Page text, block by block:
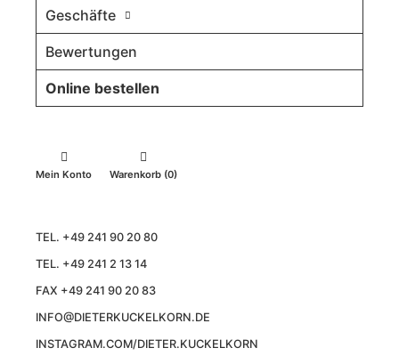
Geschäfte
Bewertungen
Online bestellen
Mein Konto Warenkorb (0)
TEL. +49 241 90 20 80
TEL. +49 241 2 13 14
FAX +49 241 90 20 83
INFO@DIETERKUCKELKORN.DE
INSTAGRAM.COM/DIETER.KUCKELKORN